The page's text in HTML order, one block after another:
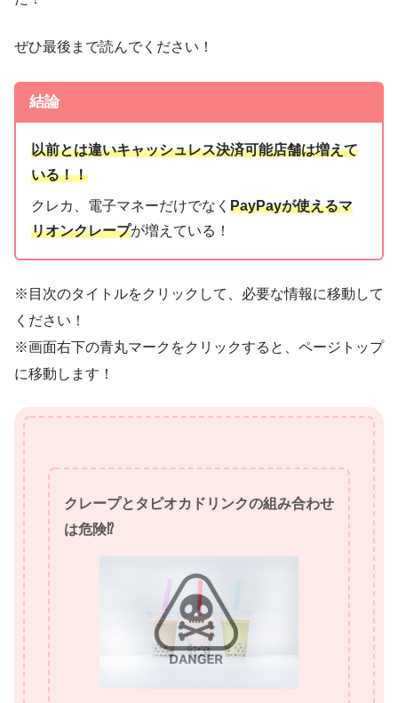
ぜひ最後まで読んでください！
結論
以前とは違いキャッシュレス決済可能店舗は増えて
いる！！
クレカ、電子マネーだけでなくPayPayが使えるマ
リオンクレープが増えている！
※目次のタイトルをクリックして、必要な情報に移動して
ください！
※画面右下の青丸マークをクリックすると、ページトップ
に移動します！
クレープとタピオカドリンクの組み合わせ
は危険⁉